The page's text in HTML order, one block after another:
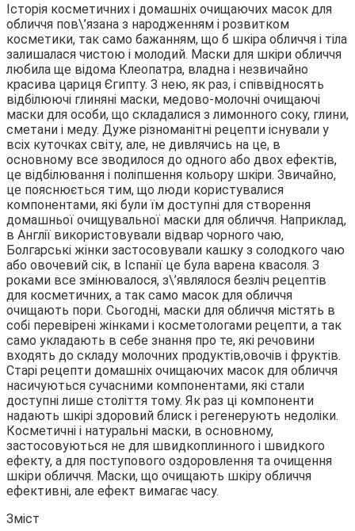
Історія косметичних і домашніх очищаючих масок для
обличчя пов\’язана з народженням і розвитком
косметики, так само бажанням, що б шкіра обличчя і тіла
залишалася чистою і молодий. Маски для шкіри обличчя
любила ще відома Клеопатра, владна і незвичайно
красива цариця Єгипту. З нею, як раз, і співвідносять
відбілюючі глиняні маски, медово-молочні очищаючі
маски для особи, що складалися з лимонного соку, глини,
сметани і меду. Дуже різноманітні рецепти існували у
всіх куточках світу, але, не дивлячись на це, в
основному все зводилося до одного або двох ефектів,
це відбілювання і поліпшення кольору шкіри. Звичайно,
це пояснюється тим, що люди користувалися
компонентами, які були їм доступні для створення
домашньої очищувальної маски для обличчя. Наприклад,
в Англії використовували відвар чорного чаю,
Болгарські жінки застосовували кашку з солодкого чаю
або овочевий сік, в Іспанії це була варена квасоля. З
роками все змінювалося, з\’являлося безліч рецептів
для косметичних, а так само масок для обличчя
очищають пори. Сьогодні, маски для обличчя містять в
собі перевірені жінками і косметологами рецепти, а так
само укладають в себе знання про те, які речовини
входять до складу молочних продуктів,овочів і фруктів.
Старі рецепти домашніх очищаючих масок для обличчя
насичуються сучасними компонентами, які стали
доступні лише століття тому. Як раз ці компоненти
надають шкірі здоровий блиск і регенерують недоліки.
Косметичні і натуральні маски, в основному,
застосовуються не для швидкоплинного і швидкого
ефекту, а для поступового оздоровлення та очищення
шкіри обличчя. Маски, що очищають шкіру обличчя
ефективні, але ефект вимагає часу.
Зміст